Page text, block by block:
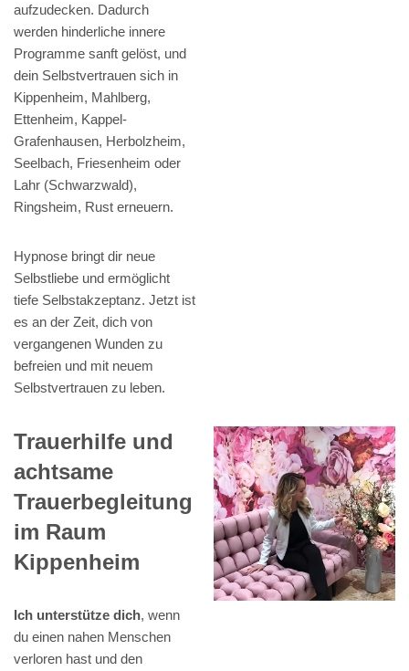
aufzudecken. Dadurch
werden hinderliche innere
Programme sanft gelöst, und
dein Selbstvertrauen sich in
Kippenheim, Mahlberg,
Ettenheim, Kappel-
Grafenhausen, Herbolzheim,
Seelbach, Friesenheim oder
Lahr (Schwarzwald),
Ringsheim, Rust erneuern.
Hypnose bringt dir neue
Selbstliebe und ermöglicht
tiefe Selbstakzeptanz. Jetzt ist
es an der Zeit, dich von
vergangenen Wunden zu
befreien und mit neuem
Selbstvertrauen zu leben.
Trauerhilfe und
achtsame
Trauerbegleitung
im Raum
Kippenheim
Ich unterstütze dich, wenn
du einen nahen Menschen
verloren hast und den